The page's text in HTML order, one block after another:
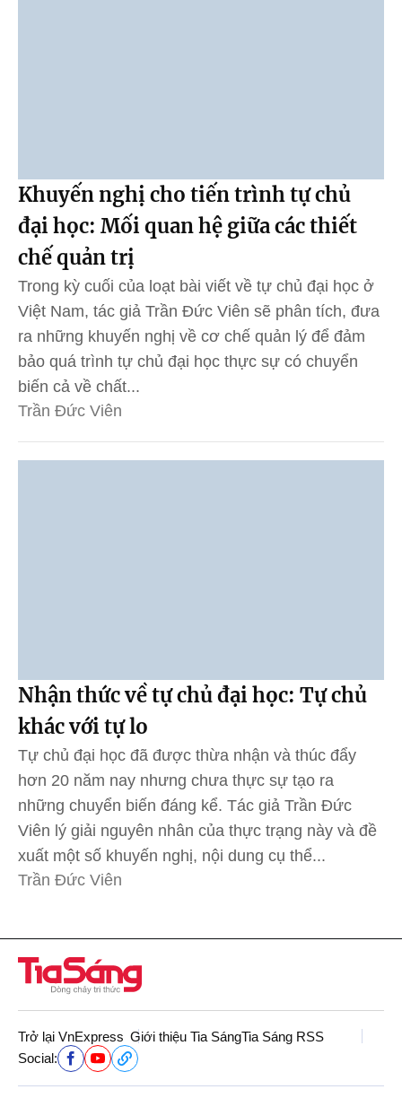
Khuyến nghị cho tiến trình tự chủ
đại học: Mối quan hệ giữa các thiết
chế quản trị
Trong kỳ cuối của loạt bài viết về tự chủ đại học ở
Việt Nam, tác giả Trần Đức Viên sẽ phân tích, đưa
ra những khuyến nghị về cơ chế quản lý để đảm
bảo quá trình tự chủ đại học thực sự có chuyển
biến cả về chất...
Trần Đức Viên
Nhận thức về tự chủ đại học: Tự chủ
khác với tự lo
Tự chủ đại học đã được thừa nhận và thúc đẩy
hơn 20 năm nay nhưng chưa thực sự tạo ra
những chuyển biến đáng kể. Tác giả Trần Đức
Viên lý giải nguyên nhân của thực trạng này và đề
xuất một số khuyến nghị, nội dung cụ thể...
Trần Đức Viên
Trở lại VnExpress Giới thiệu Tia SángTia Sáng RSS
Social: